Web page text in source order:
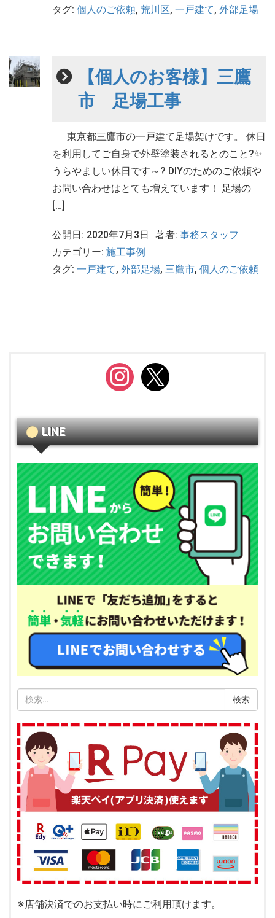
タグ: 個人のご依頼, 荒川区, 一戸建て, 外部足場
【個人のお客様】三鷹
市 足場工事
東京都三鷹市の一戸建て足場架けです。 休日
を利用してご自身で外壁塗装されるとのこと?✨
うらやましい休日です～? DIYのためのご依頼や
お問い合わせはとても増えています！ 足場の
[…]
公開日: 2020年7月3日 著者: 事務スタッフ
カテゴリー: 施工事例
タグ: 一戸建て, 外部足場, 三鷹市, 個人のご依頼
instagram
x
LINE
索:
※店舗決済でのお支払い時にご利用頂けます。